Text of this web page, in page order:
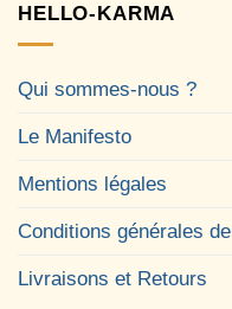
HELLO-KARMA
Qui sommes-nous ?
Le Manifesto
Mentions légales
Conditions générales
Livraisons et Retours